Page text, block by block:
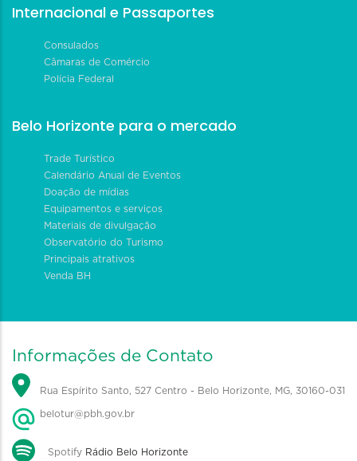
Internacional e Passaportes
Consulados
Câmaras de Comércio
Polícia Federal
Belo Horizonte para o mercado
Trade Turístico
Calendário Anual de Eventos
Doação de mídias
Equipamentos e serviços
Materiais de divulgação
Observatório do Turismo
Principais atrativos
Venda BH
Informações de Contato
Rua Espírito Santo, 527 Centro - Belo Horizonte, MG, 30160-031
belotur@pbh.gov.br
Spotify Rádio Belo Horizonte